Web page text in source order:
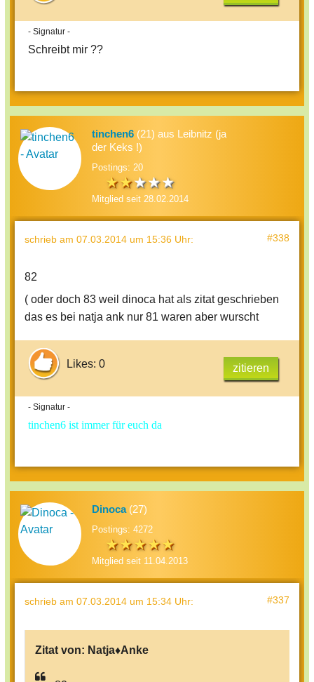
- Signatur -
Schreibt mir ??
tinchen6 (21) aus Leibnitz (ja
der Keks !)
Postings: 20
Mitglied seit 28.02.2014
schrieb am 07.03.2014 um 15:36 Uhr: #338
82
( oder doch 83 weil dinoca hat als zitat geschrieben
das es bei natja ank nur 81 waren aber wurscht
Likes: 0 zitieren
- Signatur -
tinchen6 ist immer für euch da
Dinoca(27)
Postings: 4272
Mitglied seit 11.04.2013
schrieb am 07.03.2014 um 15:34 Uhr: #337
Zitat von: Natja♦Anke